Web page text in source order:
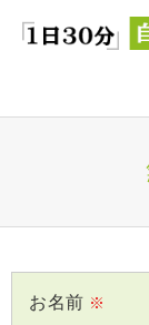
お名前 ※